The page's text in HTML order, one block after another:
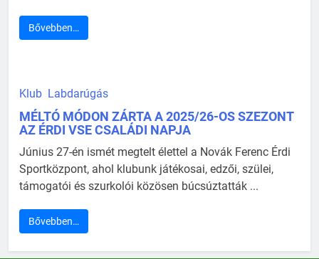
Bővebben…
Klub Labdarúgás
MÉLTÓ MÓDON ZÁRTA A 2025/26-OS SZEZONT
AZ ÉRDI VSE CSALÁDI NAPJA
Június 27-én ismét megtelt élettel a Novák Ferenc Érdi
Sportközpont, ahol klubunk játékosai, edzői, szülei,
támogatói és szurkolói közösen búcsúztatták ...
Bővebben…